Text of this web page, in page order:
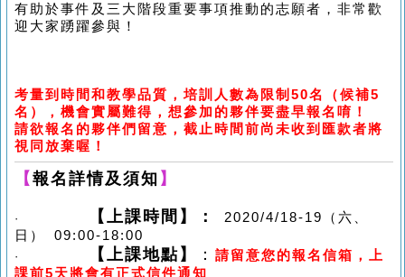
有助於事件及三大階段重要事項推動的志願者，非常歡
迎大家踴躍參與！
考量到時間和教學品質，培訓人數為限制 50名 （候補5
名 ）
，機會實屬難得，想參加的夥伴要盡早報名唷！
請欲報名的夥伴們留意，截止時間前尚未收到匯款者將
視同放棄喔！
【 報名詳情及須知 】
· 【上課時間】： 2020/4/18-19（ 六 、
日 ） 09:00-18:00
· 【上課地點】 ：請留意您的報名信箱，上
課前5天將會有正式信件通知